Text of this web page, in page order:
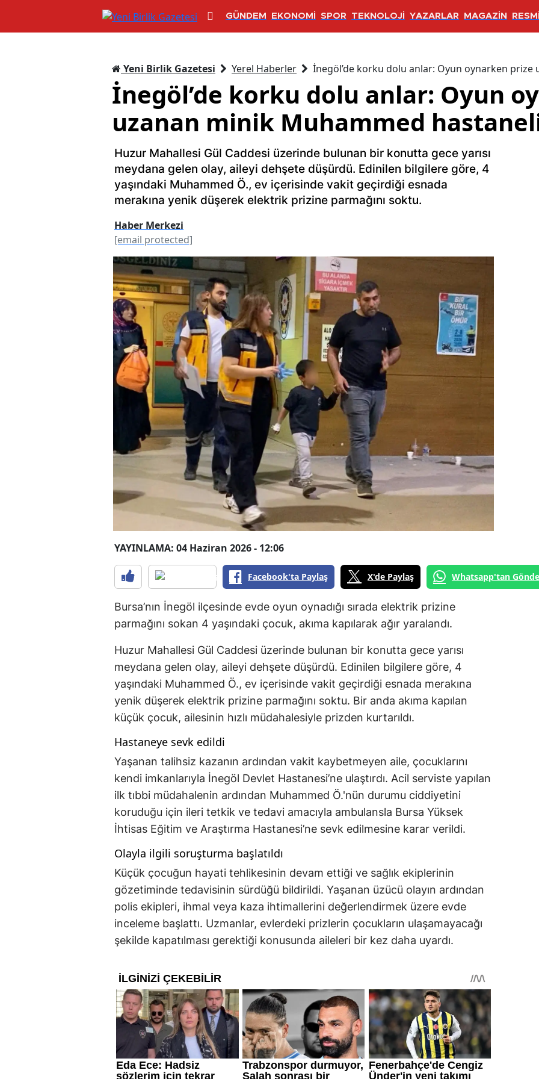
GÜNDEM EKONOMİ SPOR TEKNOLOJİ YAZARLAR MAGAZİN
Yeni Birlik Gazetesi Yerel Haberler İnegöl’de korku dolu anlar: Oyun oynarken
İnegöl’de korku dolu anlar: Oyun
uzanan minik Muhammed
Huzur Mahallesi Gül Caddesi üzerinde bulunan bir konutta gece yarısı
meydana gelen olay, aileyi dehşete düşürdü. Edinilen bilgilere göre, 4
yaşındaki Muhammed Ö., ev içerisinde vakit geçirdiği esnada
merakına yenik düşerek elektrik prizine parmağını soktu.
Haber Merkezi
[email protected]
YAYINLAMA: 04 Haziran 2026 - 12:06
Facebook'ta Paylaş X'de Paylaş Whatsapp'tan
Bursa’nın İnegöl ilçesinde evde oyun oynadığı sırada elektrik prizine
parmağını sokan 4 yaşındaki çocuk, akıma kapılarak ağır yaralandı.
Huzur Mahallesi Gül Caddesi üzerinde bulunan bir konutta gece yarısı
meydana gelen olay, aileyi dehşete düşürdü. Edinilen bilgilere göre, 4
yaşındaki Muhammed Ö., ev içerisinde vakit geçirdiği esnada merakına
yenik düşerek elektrik prizine parmağını soktu. Bir anda akıma kapılan
küçük çocuk, ailesinin hızlı müdahalesiyle prizden kurtarıldı.
Hastaneye sevk edildi
Yaşanan talihsiz kazanın ardından vakit kaybetmeyen aile, çocuklarını
kendi imkanlarıyla İnegöl Devlet Hastanesi’ne ulaştırdı. Acil serviste yapılan
ilk tıbbi müdahalenin ardından Muhammed Ö.'nün durumu ciddiyetini
koruduğu için ileri tetkik ve tedavi amacıyla ambulansla Bursa Yüksek
İhtisas Eğitim ve Araştırma Hastanesi’ne sevk edilmesine karar verildi.
Olayla ilgili soruşturma başlatıldı
Küçük çocuğun hayati tehlikesinin devam ettiği ve sağlık ekiplerinin
gözetiminde tedavisinin sürdüğü bildirildi. Yaşanan üzücü olayın ardından
polis ekipleri, ihmal veya kaza ihtimallerini değerlendirmek üzere evde
inceleme başlattı. Uzmanlar, evlerdeki prizlerin çocukların ulaşamayacağı
şekilde kapatılması gerektiği konusunda aileleri bir kez daha uyardı.